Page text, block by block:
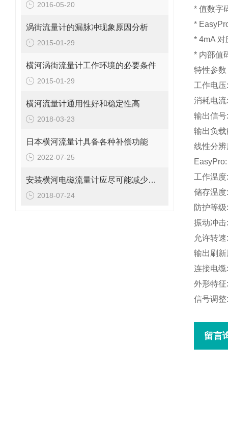
2016-05-20
涡街流量计的漏脉冲现象原因分析
2015-01-29
横河涡街流量计工作环境的必要条件
2015-01-29
横河流量计通用性好和稳定性高
2018-03-23
日本横河流量计具备各种补偿功能
2022-07-25
安装横河电磁流量计应尽可能减少弯管对测量准确性的影响
2018-07-24
* 值数字
*
* 4mA
* 内部值
特性参数
工作电压:
消耗电流:
输出信号:
输出负
线性分辨
EasyPro:
工作温度:
储存温度:
防护等级:
振动冲击:
允许转速:
输出刷
连接电缆:
外形特征:
信号调整:
留言